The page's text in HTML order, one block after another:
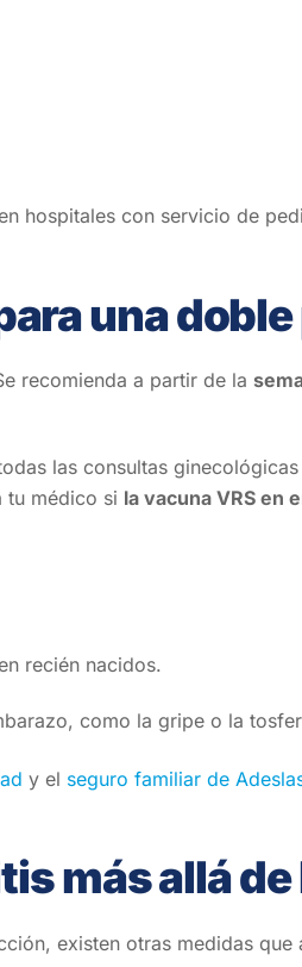
hospitales con servicio de
una
recomienda a partir de la
las consultas
tu médico si la vacuna VRS en
recién nacidos.
como la gripe o la
y el seguro familiar de
más allá de
existen otras medidas